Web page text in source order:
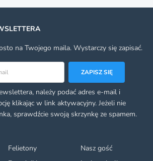
Felietony
Nasz gość
na Twojego maila. Wystarczy się zapisać.
ZAPISZ SIĘ
należy podać adres e-mail i
klikając w link aktywacyjny. Jeżeli nie
sprawdźcie swoją skrzynkę ze spamem.